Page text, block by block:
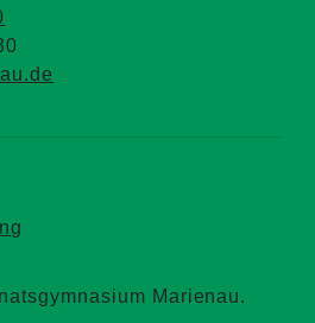
Marienau.